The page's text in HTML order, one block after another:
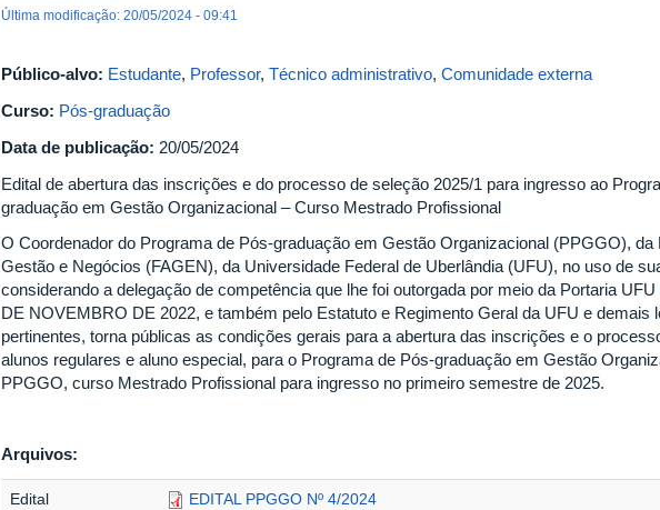
Última modificação: 20/05/2024 - 09:41
Público-alvo: Estudante, Professor, Técnico administrativo, Comunidade externa
Curso: Pós-graduação
Data de publicação: 20/05/2024
Edital de abertura das inscrições e do processo de seleção 2025/1 para ingresso ao
graduação em Gestão Organizacional – Curso Mestrado Profissional
O Coordenador do Programa de Pós-graduação em Gestão Organizacional (PPGGO), da
Gestão e Negócios (FAGEN), da Universidade Federal de Uberlândia (UFU), no uso de
considerando a delegação de competência que lhe foi outorgada por meio da Portaria UFU
DE NOVEMBRO DE 2022, e também pelo Estatuto e Regimento Geral da UFU e demais
pertinentes, torna públicas as condições gerais para a abertura das inscrições e o
alunos regulares e aluno especial, para o Programa de Pós-graduação em Gestão
PPGGO, curso Mestrado Profissional para ingresso no primeiro semestre de 2025.
Arquivos:
Edital EDITAL PPGGO Nº 4/2024